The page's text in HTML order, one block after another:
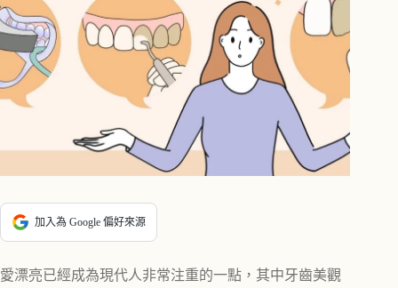
加入為 Google 偏好來源
愛漂亮已經成為現代人非常注重的一點，其中牙齒美觀